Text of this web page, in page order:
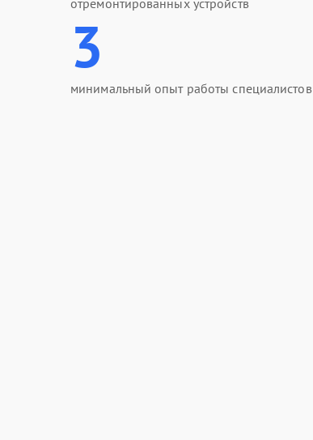
отремонтированных устройств
3
минимальный опыт работы специалистов